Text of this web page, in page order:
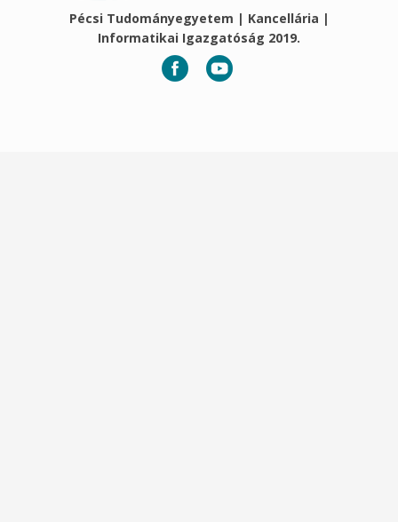
Pécsi Tudományegyetem | Kancellária |
Informatikai Igazgatóság 2019.